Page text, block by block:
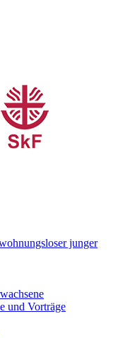
junger
und Vorträge